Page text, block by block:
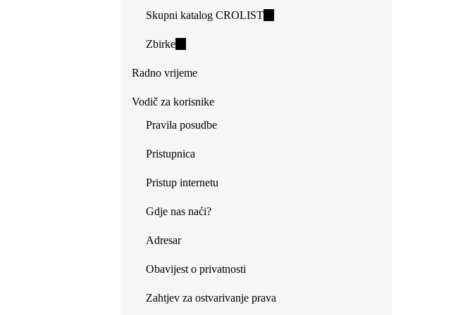
Skupni katalog CROLIST(link
Zbirke(link
external)
Radno vrijeme
Vodič za korisnike
Pravila posudbe
Pristupnica
Pristup internetu
Gdje nas naći?
Adresar
Obavijest o privatnosti
Zahtjev za ostvarivanje prava